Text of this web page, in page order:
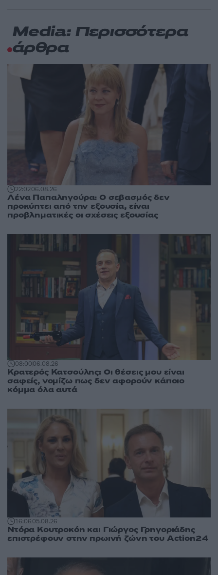
Media: Περισσότερα
άρθρα
22:0206.08.26
Λένα Παπαληγούρα: Ο σεβασμός δεν
προκύπτει από την εξουσία, είναι
προβληματικές οι σχέσεις εξουσίας
08:0006.08.26
Κρατερός Κατσούλης: Οι θέσεις μου είναι
σαφείς, νομίζω πως δεν αφορούν κάποιο
κόμμα όλα αυτά
16:0605.08.26
Ντόρα Κουτροκόη και Γιώργος Γρηγοριάδης
επιστρέφουν στην πρωινή ζώνη του Action24